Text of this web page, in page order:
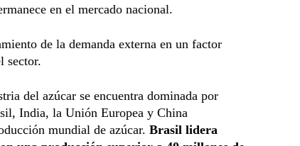
en el mercado nacional.
de la demanda externa en un factor
sector.
del azúcar se encuentra dominada por
India, la Unión Europea y China
mundial de azúcar. Brasil lidera